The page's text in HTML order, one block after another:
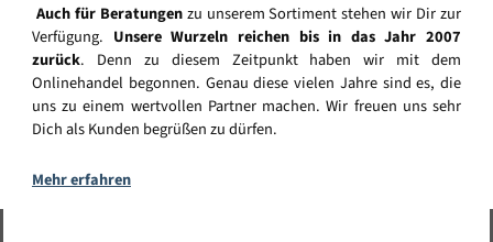
Auch für Beratungenzu unserem Sortiment stehen wir Dir zur
Verfügung. Unsere Wurzeln reichen bis in das Jahr 2007
zurück. Denn zu diesem Zeitpunkt haben wir mit dem
Onlinehandel begonnen. Genau diese vielen Jahre sind es, die
uns zu einem wertvollen Partner machen. Wir freuen uns sehr
Dich als Kunden begrüßen zu dürfen.
Mehr erfahren